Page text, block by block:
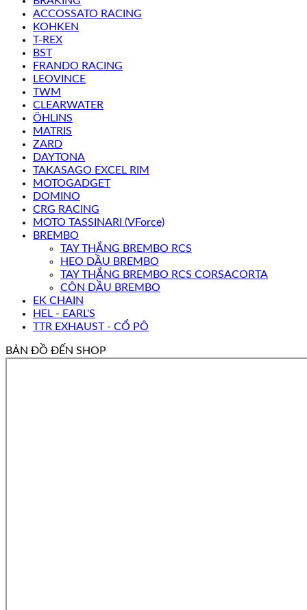
ACCOSSATO RACING
KOHKEN
T-REX
BST
FRANDO RACING
LEOVINCE
TWM
CLEARWATER
ÖHLINS
MATRIS
ZARD
DAYTONA
TAKASAGO EXCEL RIM
MOTOGADGET
DOMINO
CRG RACING
MOTO TASSINARI (VForce)
BREMBO
TAY THẮNG BREMBO RCS
HEO DẦU BREMBO
TAY THẮNG BREMBO RCS CORSACORTA
CÔN DẦU BREMBO
EK CHAIN
HEL - EARL'S
TTR EXHAUST - CỔ PÔ
BẢN ĐỒ ĐẾN SHOP